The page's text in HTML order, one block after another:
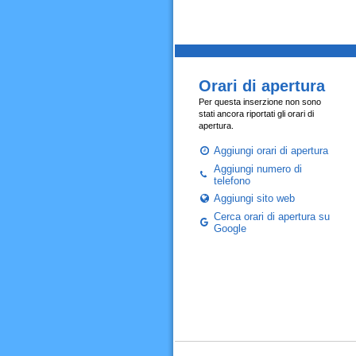
Orari di apertura
Per questa inserzione non sono
stati ancora riportati gli orari di
apertura.
Aggiungi orari di apertura
Aggiungi numero di
telefono
Aggiungi sito web
Cerca orari di apertura su
Google